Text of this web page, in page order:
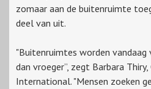
zomaar aan de buitenruimte
deel van uit.
"Buitenruimtes worden
dan vroeger”, zegt Barbara Thiry,
International. "Mensen zoeken